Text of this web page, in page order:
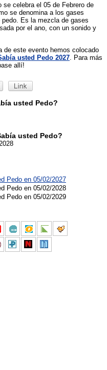
se celebra el 05 de Febrero de
se denomina a los gases
Es la mezcla de gases
por el ano, con un sonido y
de este evento hemos colocado
usted Pedo 2027 . Para más
allí!
usted Pedo?
usted Pedo?
Pedo en 05/02/2027
Pedo en 05/02/2028
Pedo en 05/02/2029